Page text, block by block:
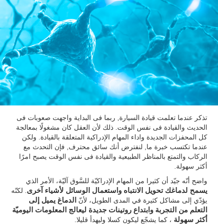
تذكر عندما تعلمت قيادة السيارة, ربما فى البداية واجهت صعوبات فى
الحديث والقيادة فى نفس الوقت. ذلك لأن العقل كان مشغولًا بمعالجة
كل المحفزات الجديدة واداء المهام الإدراكية المتعلقة بالقيادة. ولكن
عندما تكتسب خبرة ما, لنفترض أنك سائق محترف, فإن التحدث مع
الركاب والتمتع بالمناظر الطبيعية والقيادة فى نفس الوقت يصبح امرًا
أكثر سهولة.
واضح أنّه جيّد أن كثيرا من المهام الإدراكيّة للسَّوق آليّة، الأمر الذي
يسمح لدماغك تحويل الانتباه واستعمال الوسائل لأشياء آخرى . لكنّه
يؤدّي إلى مشاكل كثيرة في المدى الطويل، لأنّ
الدماغ يميل إلى
التعلم من التجربة وابتداع روتينات جديدة ليعالج المعلومات اليوميّة
أكثر سهولة ، كما يشجّع ليكون كسلا وليهدأ قليلا.